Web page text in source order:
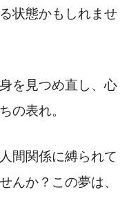
状態かもしれませ
を見つめ直し、心
の表れ。
間関係に縛られて
んか？この夢は、